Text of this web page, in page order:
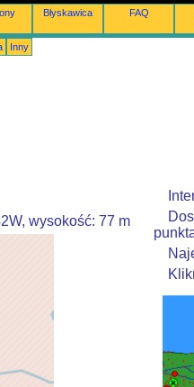
Błyskawica FAQ
Inny
wysokość: 77 m